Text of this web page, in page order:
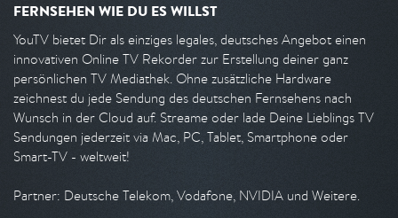
FERNSEHEN WIE DU ES WILLST
YouTV bietet Dir als einziges legales, deutsches Angebot einen
innovativen Online TV Rekorder zur Erstellung deiner ganz
persönlichen TV Mediathek. Ohne zusätzliche Hardware
zeichnest du jede Sendung des deutschen Fernsehens nach
Wunsch in der Cloud auf. Streame oder lade Deine Lieblings TV
Sendungen jederzeit via Mac, PC, Tablet, Smartphone oder
Smart-TV - weltweit!
Partner: Deutsche Telekom, Vodafone, NVIDIA und Weitere.